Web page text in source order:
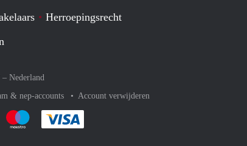
Herroepingsrecht
– Nederland
& nep-accounts Account verwijderen
af met Paypal
rekent gemakkelijk af met Mastercard
Je rekent gemakkelijk af met Meastro